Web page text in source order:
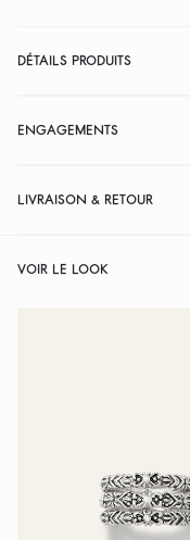
DÉTAILS PRODUITS
ENGAGEMENTS
LIVRAISON & RETOUR
VOIR LE LOOK